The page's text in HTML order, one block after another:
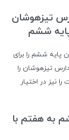
تیزهوشان
ششم
پایه ششم را برای
تیزهوشان را
نیز در اختیار
به هفتم با